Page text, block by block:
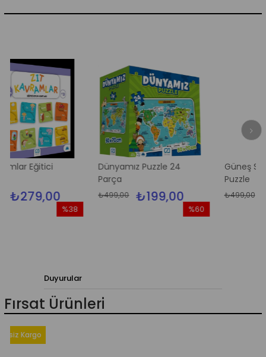
Dünyamız Puzzle 24
₺199,00
₺499,00
Güneş Sistemi Yer
Duyurular
Fırsat Ürünleri